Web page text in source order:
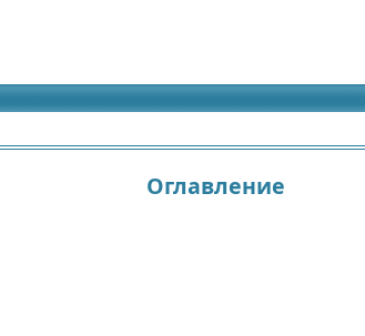
Оглавление